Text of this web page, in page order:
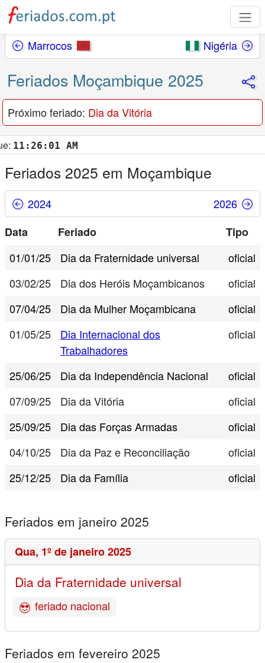
Marrocos Nigéria
Feriados Moçambique 2025
Próximo feriado: Dia da Vitória
AM
Feriados 2025 em Moçambique
2024
2026
Data
Feriado
Tipo
01/01/25
Dia da Fraternidade universal
oficial
03/02/25
Dia dos Heróis Moçambicanos
oficial
07/04/25
Dia da Mulher Moçambicana
oficial
01/05/25
Dia Internacional dos
Trabalhadores
oficial
25/06/25 Dia da Independência Nacional
oficial
07/09/25
Dia da Vitória
oficial
25/09/25
Dia das Forças Armadas
oficial
04/10/25
Dia da Paz e Reconciliação
oficial
25/12/25
Dia da Família oficial
Feriados em janeiro 2025
Qua, 1º de janeiro 2025
Dia da Fraternidade universal
feriado nacional
Feriados em fevereiro 2025